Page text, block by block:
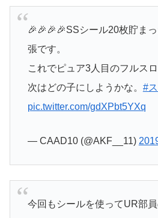
🎉🎉🎉🎉SSシール20枚貯ま
張です。
これでピュア3人目のフルスロ
次はどの子にしようかな。 #
pic.twitter.com/gdXPbt5YXq
— CAAD10 (@AKF__11)
今回もシールを使ってUR部